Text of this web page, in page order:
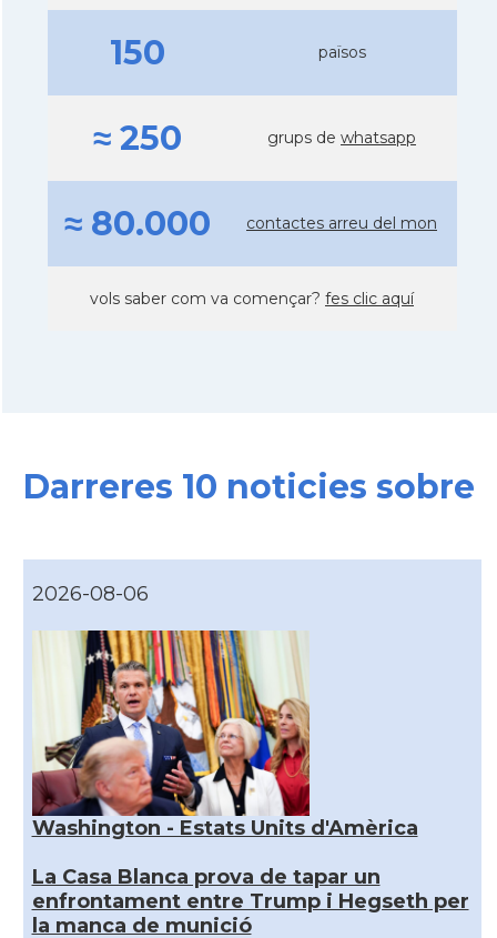
150 països
≈ 250 grups de whatsapp
≈ 80.000 contactes arreu del mon
vols saber com va començar? fes clic aquí
Darreres 10 noticies sobre
2026-08-06
Washington - Estats Units d'Amèrica
La Casa Blanca prova de tapar un
enfrontament entre Trump i Hegseth per
la manca de munició